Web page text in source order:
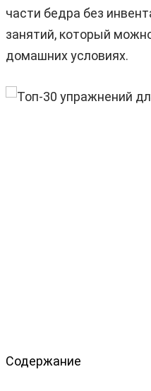
части бедра без
занятий, который
домашних условиях.
Содержание